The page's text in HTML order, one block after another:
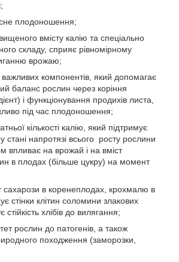
плодоношення;
вмісту калію та спеціально
складу, сприяє рівномірному
врожаю;
важливих компонентів, який допомагає
баланс рослин через коріння
і функціонування продихів листа,
під час плодоношення;
кількості калію, який підтримує
напротязі всього росту рослини
впливає на врожай і на вміст
в плодах (більше цукру) на момент
сахарози в коренеплодах, крохмалю в
стінки клітин соломини злакових
стійкість хлібів до вилягання;
рослин до патогенів, а також
походження (заморозки,